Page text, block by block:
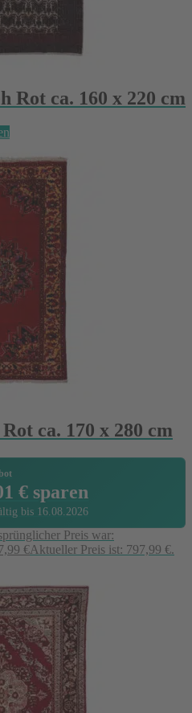
Rot ca. 160 x 220 cm
ca. 170 x 280 cm
€ sparen
bis 16.08.2026
Preis war:
€Aktueller Preis ist: 797,99 €.